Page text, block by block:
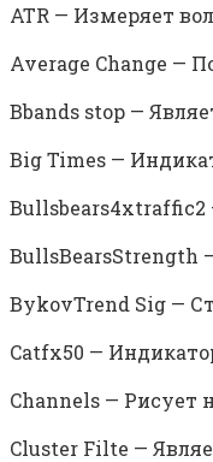
ATR — Измеряет
Average Change —
Bbands stop —
Big Times —
Bullsbears4xtraffic2
BullsBearsStrength
BykovTrend Sig —
Catfx50 —
Channels — Рисует
Cluster Filte —